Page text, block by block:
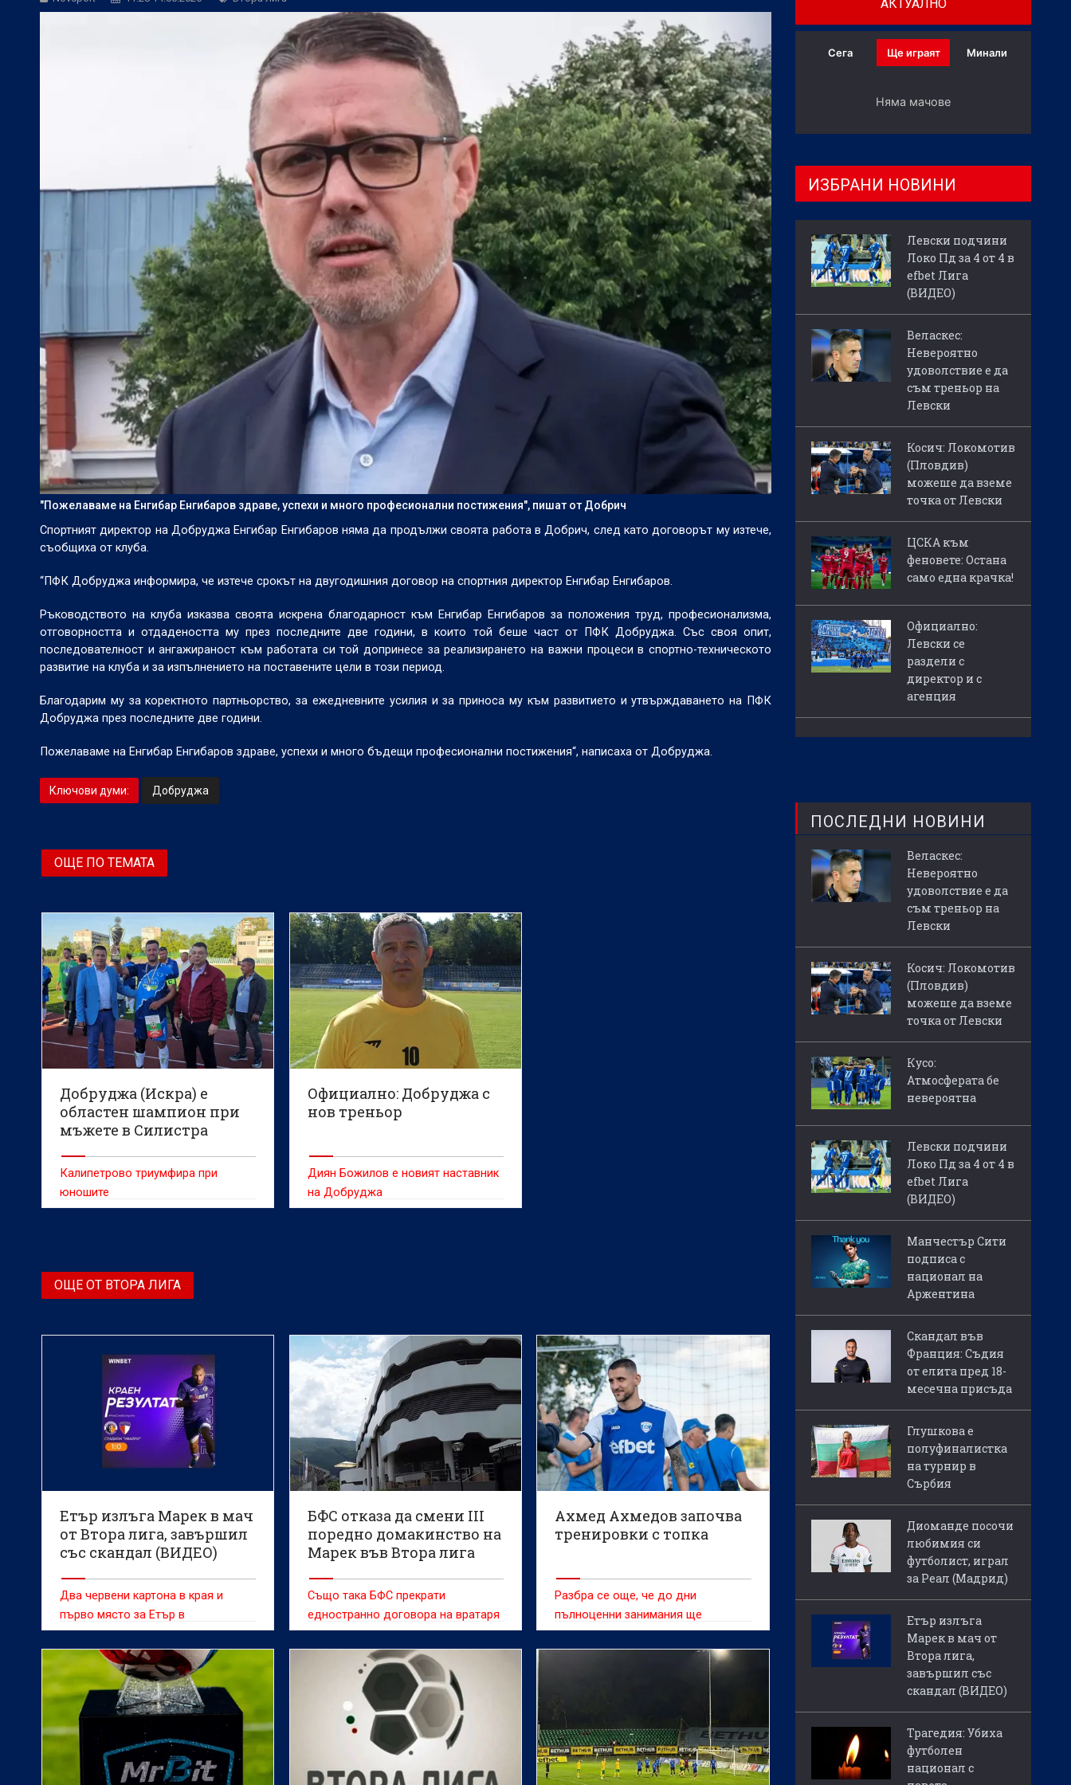
БГ Футбол:Веласкес: Невероятно удоволствие е да съм треньор на Левски
Косич: Локомотив (Пловдив) можеше да вземе точка от Левски
"Пожелаваме на Енгибар Енгибаров здраве, успехи и много професионални постижения", пишат от Добрич
Спортният директор на Добруджа Енгибар Енгибаров няма да продължи своята работа в Добрич, след като договорът му изтече,
съобщиха от клуба.
“ПФК Добруджа информира, че изтече срокът на двугодишния договор на спортния директор Енгибар Енгибаров.
Ръководството на клуба изказва своята искрена благодарност към Енгибар Енгибаров за положения труд, професионализма,
отговорността и отдадеността му през последните две години, в които той беше част от ПФК Добруджа. Със своя опит,
последователност и ангажираност към работата си той допринесе за реализирането на важни процеси в спортно-техническото
развитие на клуба и за изпълнението на поставените цели в този период.
Благодарим му за коректното партньорство, за ежедневните усилия и за приноса му към развитието и утвърждаването на ПФК
Добруджа през последните две години.
Пожелаваме на Енгибар Енгибаров здраве, успехи и много бъдещи професионални постижения“, написаха от Добруджа.
Ключови думи: Добруджа
ОЩЕ ПО ТЕМАТА
Добруджа (Искра) е
областен шампион при
мъжете в Силистра
Калипетрово триумфира при
юношите
Официално: Добруджа с
нов треньор
Диян Божилов е новият наставник
на Добруджа
ОЩЕ ОТ ВТОРА ЛИГА
Етър излъга Марек в мач
от Втора лига, завършил
със скандал (ВИДЕО)
Два червени картона в края и
първо място за Етър в
класирането след 1:0 и 3 от 3 за
сезона
БФС отказа да смени III
поредно домакинство на
Марек във Втора лига
Също така БФС прекрати
едностранно договора на вратаря
Галин Григоров с Добруджа
Ахмед Ахмедов започва
тренировки с топка
Разбра се още, че до дни
пълноценни занимания ще
поднови и Матео Петрашило
АКТУАЛНО
Сега Ще играят Минали
Няма мачове
ИЗБРАНИ НОВИНИ
Левски подчини
Локо Пд за 4 от 4 в
efbet Лига
(ВИДЕО)
Веласкес:
Невероятно
удоволствие е да
съм треньор на
Левски
Косич: Локомотив
(Пловдив)
можеше да вземе
точка от Левски
ЦСКА към
феновете: Остана
само една крачка!
Официално:
Левски се
раздели с
директор и с
агенция
ПОСЛЕДНИ НОВИНИ
Веласкес:
Невероятно
удоволствие е да
съм треньор на
Левски
Косич: Локомотив
(Пловдив)
можеше да вземе
точка от Левски
Кусо:
Атмосферата бе
невероятна
Левски подчини
Локо Пд за 4 от 4 в
efbet Лига
(ВИДЕО)
Манчестър Сити
подписа с
национал на
Аржентина
Скандал във
Франция: Съдия
от елита пред 18-
месечна присъда
Глушкова е
полуфиналистка
на турнир в
Сърбия
Диоманде посочи
любимия си
футболист, играл
за Реал (Мадрид)
Етър излъга
Марек в мач от
Втора лига,
завършил със
скандал (ВИДЕО)
Трагедия: Убиха
футболен
национал с